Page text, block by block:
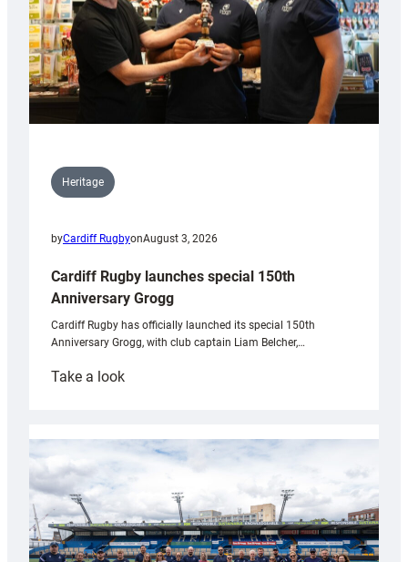
Heritage
byCardiff RugbyonAugust 3, 2026
Cardiff Rugby launches special 150th
Anniversary Grogg
Cardiff Rugby has officially launched its special 150th
Anniversary Grogg, with club captain Liam Belcher,…
Take a look:
launches
special
Anniversary
Grogg